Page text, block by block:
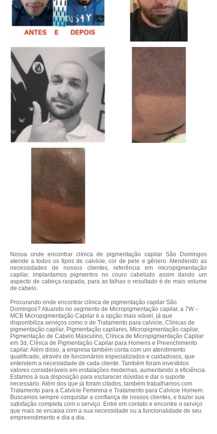
Nossa onde encontrar clínica de pigmentação capilar São Domingos
atende a todos os tipos de calvície, cor de pele e gênero. Atendendo as
necessidades de nossos clientes, referência em micropigmentação
capilar, implantamos pigmentos no couro cabeludo assim dando um
aspecto de cabeça raspada, para as falhas o resultado é de mais volume
de cabelo.
Procurando onde encontrar clínica de pigmentação capilar São
Domingos? Atuando no segmento de Micropigmentação capilar, a 7W –
MCB Micropigmentação Capilar é a opção mais viável, já que
disponibiliza serviços como o de Tratamento para calvície, Clínicas de
pigmentação capilar, Pigmentação capilares, Micropigmentação capilar,
Pigmentação de Cabelo Masculino, Clínica de Micropigmentação Capilar
em 3d, Clínica de Pigmentação Capilar para Homens e Preenchimento
capilar. Além disso, a empresa também conta com um atendimento
qualificado, através de funcionários especializados e cuidadosos, que
entendem a necessidade de cada cliente. Também foram investidos
valores consideráveis em instalações modernas, aumentando a eficiência.
Estamos à sua disposição para esclarecer dúvidas e dar o suporte
necessário. Além dos que já foram citados, também trabalhamos com
Tratamento para a Calvície Feminina e Tratamento para Calvície Homem.
Buscamos sempre conquistar a confiança de nossos clientes, e trazer sua
satisfação completa com o serviço. Entre em contato e encontre o serviço
que mais se encaixa com a sua necessidade ou a funcionalidade de seu
empreendimento e dia a dia.